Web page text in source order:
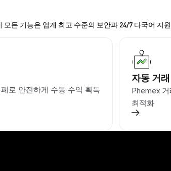
든 기능은 업계 최고 수준의 보안과 24/7 다국어 지
로 안전하게 수동 수익 획득
자동 거래
Phemex
최적화